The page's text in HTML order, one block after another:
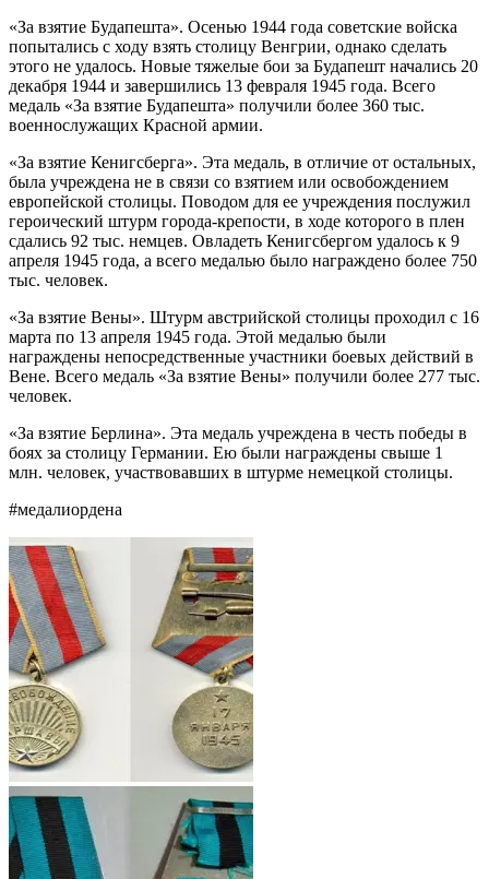
«За взятие Будапешта». Осенью 1944 года советские войска
попытались с ходу взять столицу Венгрии, однако сделать
этого не удалось. Новые тяжелые бои за Будапешт начались 20
декабря 1944 и завершились 13 февраля 1945 года. Всего
медаль «За взятие Будапешта» получили более 360 тыс.
военнослужащих Красной армии.
«За взятие Кенигсберга». Эта медаль, в отличие от остальных,
была учреждена не в связи со взятием или освобождением
европейской столицы. Поводом для ее учреждения послужил
героический штурм города-крепости, в ходе которого в плен
сдались 92 тыс. немцев. Овладеть Кенигсбергом удалось к 9
апреля 1945 года, а всего медалью было награждено более 750
тыс. человек.
«За взятие Вены». Штурм австрийской столицы проходил с 16
марта по 13 апреля 1945 года. Этой медалью были
награждены непосредственные участники боевых действий в
Вене. Всего медаль «За взятие Вены» получили более 277 тыс.
человек.
«За взятие Берлина». Эта медаль учреждена в честь победы в
боях за столицу Германии. Ею были награждены свыше 1
млн. человек, участвовавших в штурме немецкой столицы.
#медалиордена